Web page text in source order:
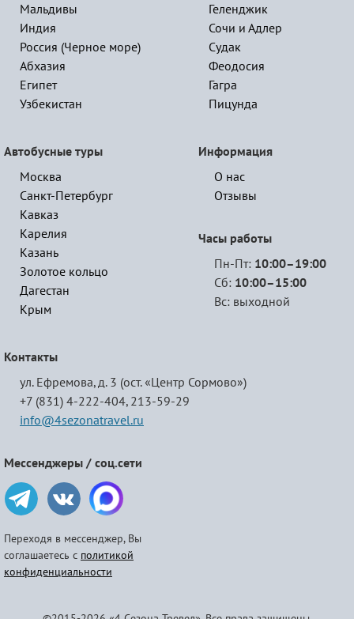
Мальдивы
Индия
Россия (Черное море)
Абхазия
Египет
Узбекистан
Геленджик
Сочи и Адлер
Судак
Феодосия
Гагра
Пицунда
Автобусные туры
Москва
Санкт-Петербург
Кавказ
Карелия
Казань
Золотое кольцо
Дагестан
Крым
Информация
О нас
Отзывы
Часы работы
Пн-Пт: 10:00–19:00
Сб: 10:00–15:00
Вс: выходной
Контакты
ул. Ефремова, д. 3 (ост. «Центр Сормово»)
+7 (831) 4-222-404, 213-59-29
info@4sezonatravel.ru
Мессенджеры / соц.сети
Переходя в мессенджер, Вы
соглашаетесь с политикой
конфиденциальности